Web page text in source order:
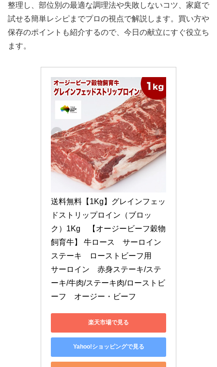
整理し、部位別の最適な調理法や失敗しないコツ、家庭で
試せる簡単レシピまでプロの視点で解説します。買い方や
保存のポイントも紹介するので、今日の献立にすぐ役立ち
ます。
送料無料【1Kg】グレインフェッ
ドストリップロイン（ブロッ
ク）1Kg　【オージービーフ穀物
飼育牛】 牛ロース　サーロイン
ステーキ　ローストビーフ用
サーロイン　赤身ステーキ/ステ
ーキ/牛肉/ステーキ肉/ローストビ
ーフ　オージー・ビーフ
楽天市場で見る
Yahoo!ショッピングで見る